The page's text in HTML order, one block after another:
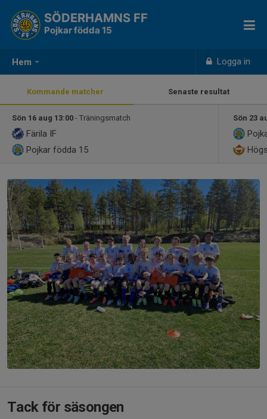
Hem Logga in
SÖDERHAMNS FF
Pojkar födda 15
Kommande matcher Senaste resultat
Sön 16 aug 13:00 - Träningsmatch
Färila IF
Pojkar födda 15
Sön 23
Tack för säsongen